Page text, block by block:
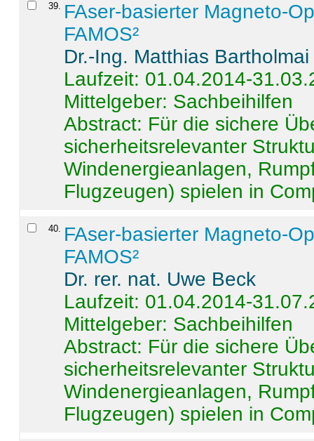
39. FAser-basierter Magneto-
FAMOS²
Dr.-Ing. Matthias Bartholmai
Laufzeit: 01.04.2014-
Mittelgeber: Sachbeihilfen
Abstract: Für die sichere
sicherheitsrelevanter
Windenergieanlagen,
Flugzeugen) spielen in
40. FAser-basierter Magneto-
FAMOS²
Dr. rer. nat. Uwe Beck
Laufzeit: 01.04.2014-
Mittelgeber: Sachbeihilfen
Abstract: Für die sichere
sicherheitsrelevanter
Windenergieanlagen,
Flugzeugen) spielen in